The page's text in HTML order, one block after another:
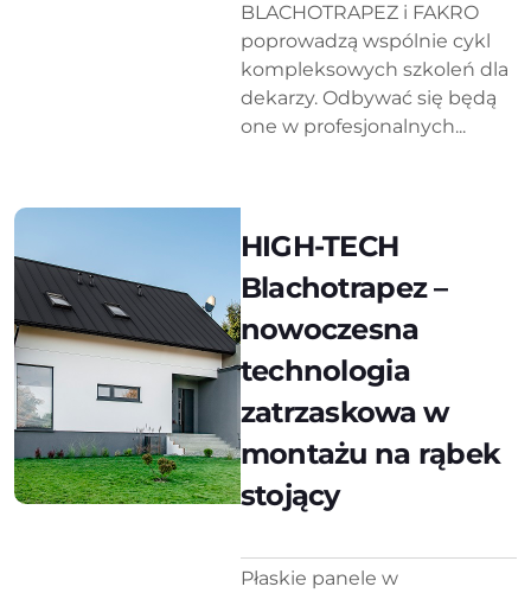
BLACHOTRAPEZ i FAKRO
poprowadzą wspólnie cykl
kompleksowych szkoleń dla
dekarzy. Odbywać się będą
one w profesjonalnych...
HIGH-TECH
Blachotrapez –
nowoczesna
technologia
zatrzaskowa w
montażu na rąbek
stojący
Płaskie panele w